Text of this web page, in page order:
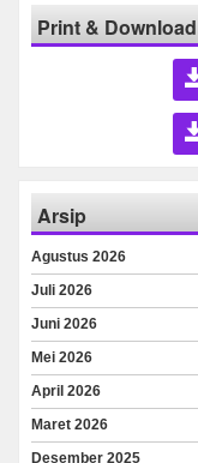
Print & Download
Arsip
Agustus 2026
Juli 2026
Juni 2026
Mei 2026
April 2026
Maret 2026
Desember 2025